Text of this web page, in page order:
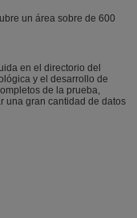
un área sobre de 600
en el directorio del
y el desarrollo de
de la prueba,
una gran cantidad de datos